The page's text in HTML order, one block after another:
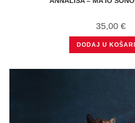
35,00 €
DODAJ U